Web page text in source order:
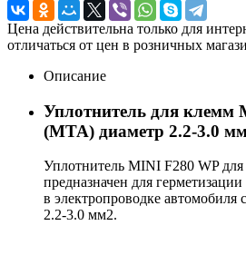
Цена действительна только для
отличаться от цен в розничных
Описание
Уплотнитель для клемм
(MTA) диаметр 2.2-3.0
Уплотнитель MINI F280 WP
предназначен для
в электропроводке автомобиля
2.2-3.0 мм2.